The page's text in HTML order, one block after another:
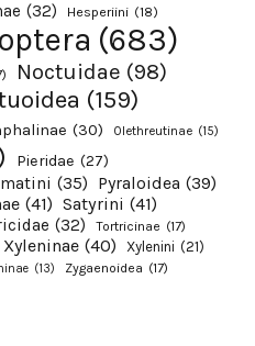
(32) Hesperiini (18)
(683)
Noctuidae (98)
(159)
(30) Olethreutinae (15)
Pieridae (27)
(35) Pyraloidea (39)
(41) Satyrini (41)
(32) Tortricinae (17)
Xyleninae (40) Xylenini (21)
(13) Zygaenoidea (17)